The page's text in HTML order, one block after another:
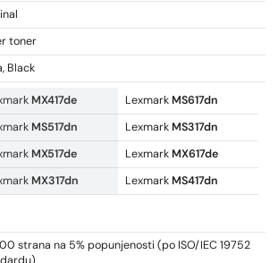
toner
Black
MX417de LexmarkMS617dn
MS517dn LexmarkMS317dn
MX517de LexmarkMX617de
MX317dn LexmarkMS417dn
strana na 5% popunjenosti (po ISO/IEC 19752